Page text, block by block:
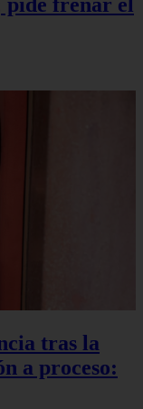
tras la
a proceso: